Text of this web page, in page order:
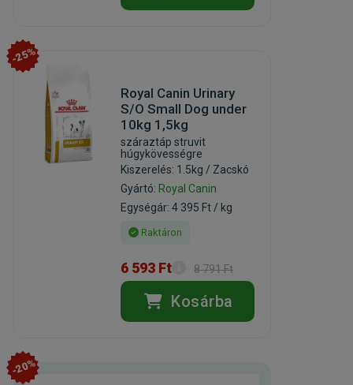
-25%
Royal Canin Urinary
S/O Small Dog under
10kg 1,5kg
száraztáp struvit
húgykövességre
Kiszerelés: 1.5kg / Zacskó
Gyártó: Royal Canin
Egységár: 4 395 Ft / kg
Raktáron
6 593 Ft 8 791 Ft
Kosárba
-20%